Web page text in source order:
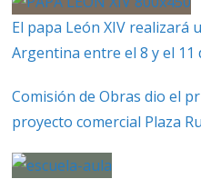
El papa León XIV realizará
Argentina entre el 8 y el 11
Comisión de Obras dio el
proyecto comercial Plaza